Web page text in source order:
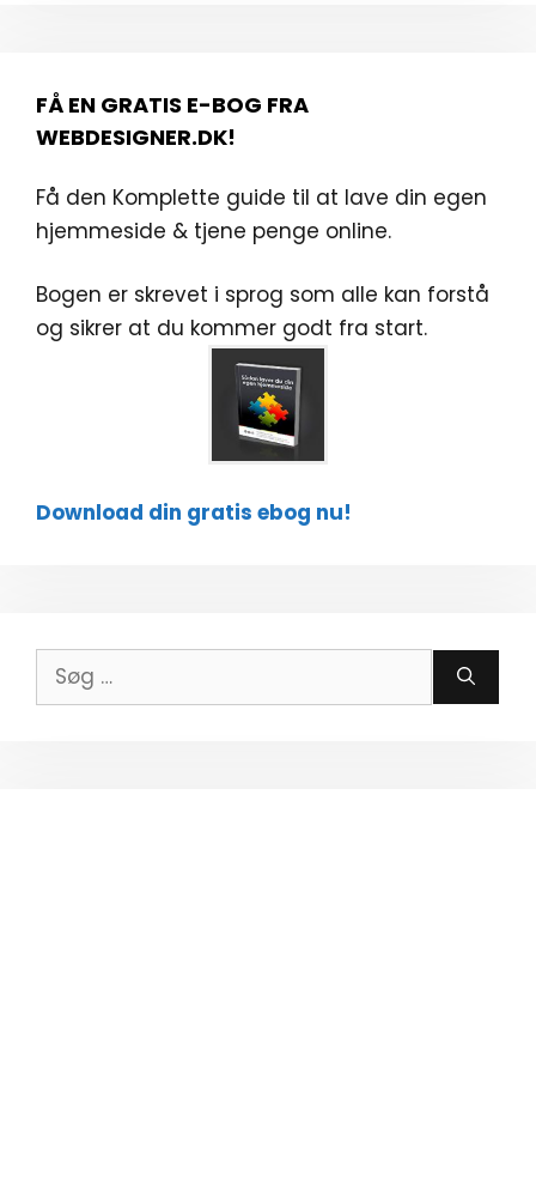
FÅ EN GRATIS E-BOG FRA
WEBDESIGNER.DK!
Få den Komplette guide til at lave din egen
hjemmeside & tjene penge online.
Bogen er skrevet i sprog som alle kan forstå
og sikrer at du kommer godt fra start.
Download din gratis ebog nu!
Søg
efter: